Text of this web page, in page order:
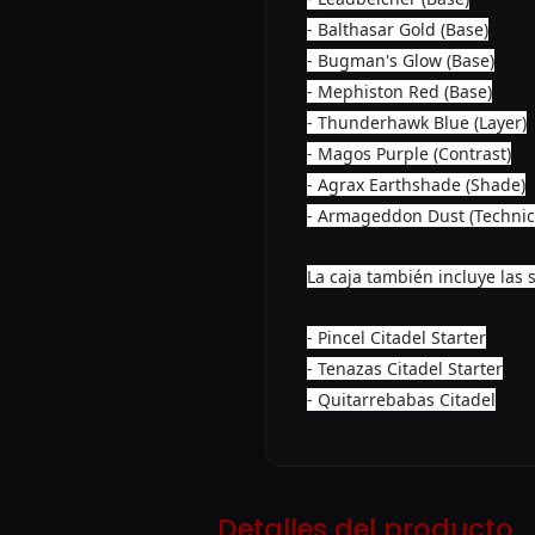
- Balthasar Gold (Base)
- Bugman's Glow (Base)
- Mephiston Red (Base)
- Thunderhawk Blue (Layer)
- Magos Purple (Contrast)
- Agrax Earthshade (Shade)
- Armageddon Dust
La caja también incluye las
- Pincel Citadel Starter
- Tenazas Citadel Starter
- Quitarrebabas Citadel